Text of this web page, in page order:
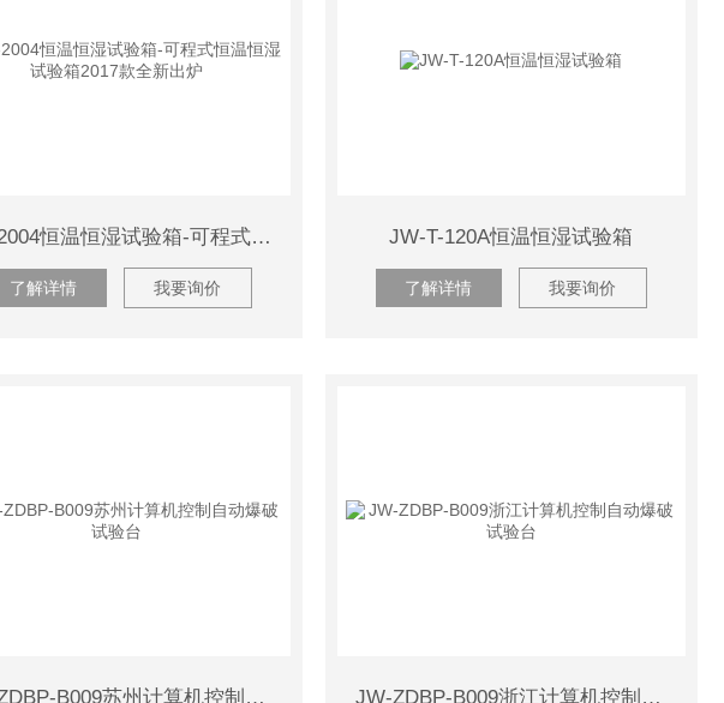
JW-2004恒温恒湿试验箱-可程式恒温恒湿试验箱2017款全新出炉
了解详情 我要询价
JW-T-120A恒温恒湿试验箱
了解详情 我要询价
JW-ZDBP-B009苏州计算机控制自动爆破试验台 JW-ZDBP-B009浙江计算机控制自动爆破试验台